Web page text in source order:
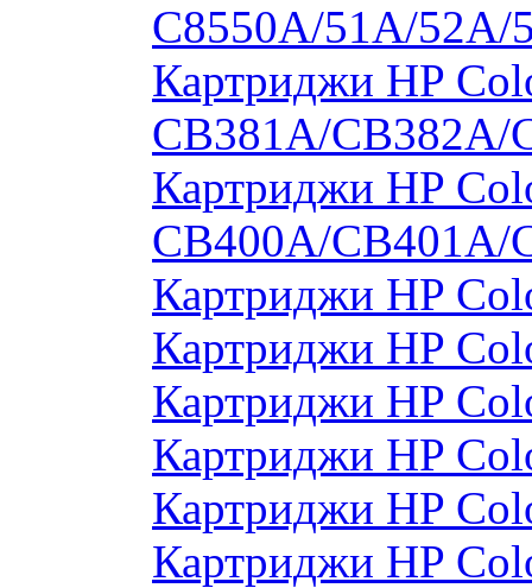
C8550A/51A/
Картриджи HP
CB381A/CB382A/
Картриджи HP
CB400A/CB401A/
Картриджи HP
Картриджи HP
Картриджи HP
Картриджи HP
Картриджи HP
Картриджи HP